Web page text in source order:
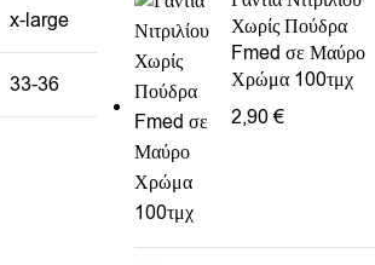
x-large
33-36
Χωρίς Πούδρα
Fmed σε Μαύρο
Χρώμα 100τμχ
2,90€